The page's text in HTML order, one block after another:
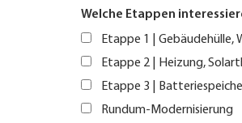
Welche Etappen
Etappe 1 |
Etappe 2 | Heizung,
Etappe 3 |
Rundum-Modernisierung